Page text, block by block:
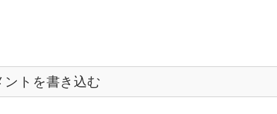
ントを書き込む